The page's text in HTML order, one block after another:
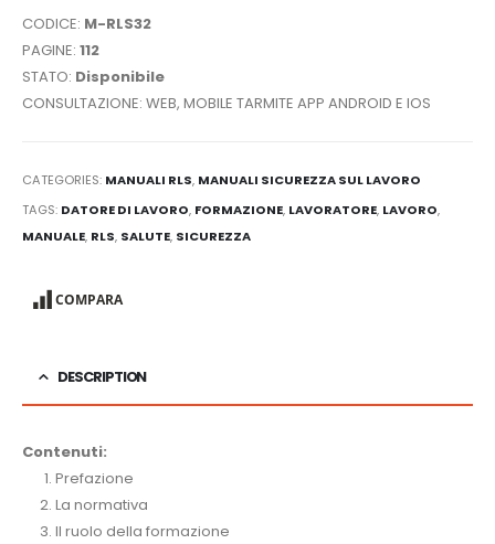
CODICE: M-RLS32
PAGINE: 112
STATO: Disponibile
CONSULTAZIONE: WEB, MOBILE TARMITE APP ANDROID E IOS
CATEGORIES: MANUALI RLS, MANUALI SICUREZZA SUL LAVORO
TAGS: DATORE DI LAVORO, FORMAZIONE, LAVORATORE, LAVORO,
MANUALE, RLS, SALUTE, SICUREZZA
COMPARA
DESCRIPTION
Contenuti:
Prefazione
La normativa
Il ruolo della formazione